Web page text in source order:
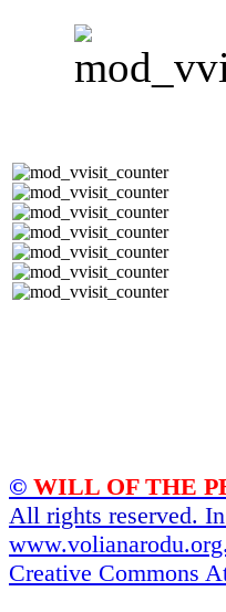
© WILL OF THE
All rights reserved.
Creative Commons